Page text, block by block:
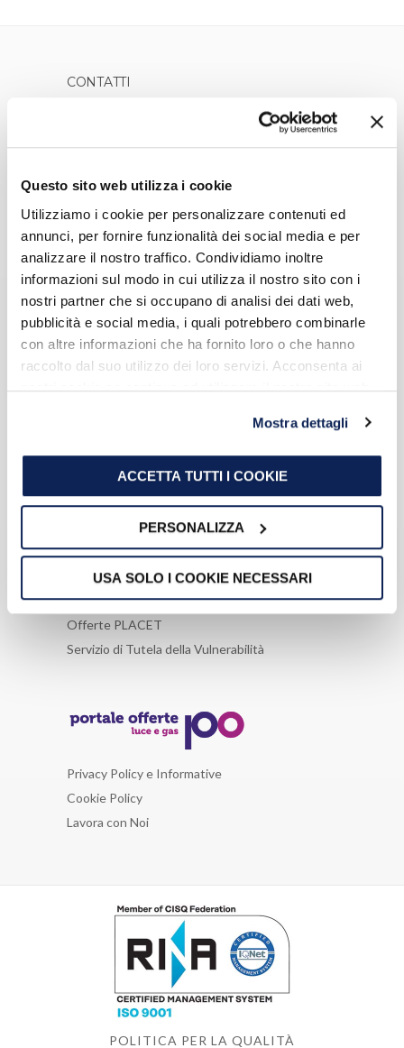
Questo sito web utilizza i cookie
Utilizziamo i cookie per personalizzare contenuti ed
annunci, per fornire funzionalità dei social media e per
analizzare il nostro traffico. Condividiamo inoltre
informazioni sul modo in cui utilizza il nostro sito con i
nostri partner che si occupano di analisi dei dati web,
pubblicità e social media, i quali potrebbero combinarle
con altre informazioni che ha fornito loro o che hanno
raccolto dal suo utilizzo dei loro servizi. Acconsenta ai
nostri cookie se continua ad utilizzare il nostro sito web.
Mostra dettagli
ACCETTA TUTTI I COOKIE
PERSONALIZZA
USA SOLO I COOKIE NECESSARI
CONTATTI
800 739 757
Reclami:clienti@bsgaseluce.itoppure
compila il modulo online
Modello organizzativo e codice etico
WhistleBlowing
Modulo reclamo importi anomali
Modulo ripensamento
Modulo richiesta servizi di connessione
OFFERTE
Offerte PLACET
Servizio di Tutela della Vulnerabilità
Privacy Policy e Informative
Cookie Policy
Lavora con Noi
POLITICA PER LA QUALITÀ